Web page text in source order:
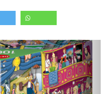
Next